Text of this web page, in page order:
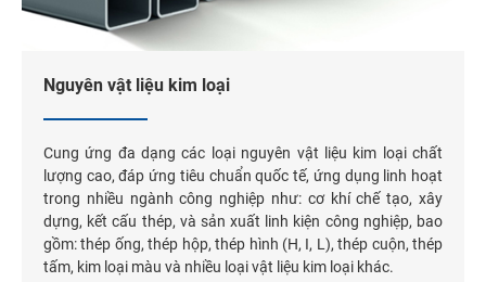
Nguyên vật liệu kim loại
Cung ứng đa dạng các loại nguyên vật liệu kim loại chất
lượng cao, đáp ứng tiêu chuẩn quốc tế, ứng dụng linh hoạt
trong nhiều ngành công nghiệp như: cơ khí chế tạo, xây
dựng, kết cấu thép, và sản xuất linh kiện công nghiệp, bao
gồm: thép ống, thép hộp, thép hình (H, I, L), thép cuộn, thép
tấm, kim loại màu và nhiều loại vật liệu kim loại khác.